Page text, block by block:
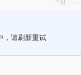
，请刷新重试